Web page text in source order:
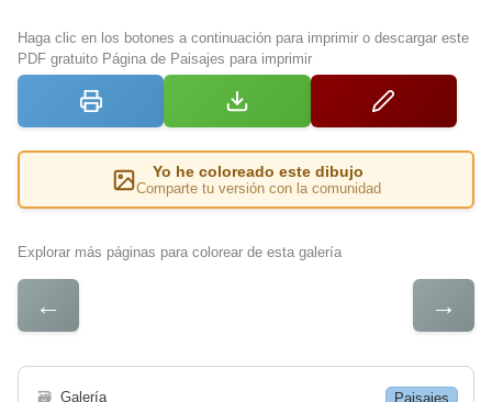
Haga clic en los botones a continuación para imprimir o descargar este
PDF gratuito Página de Paisajes para imprimir
Yo he coloreado este dibujo
Comparte tu versión con la comunidad
Explorar más páginas para colorear de esta galería
← →
🗃 Galería Paisajes